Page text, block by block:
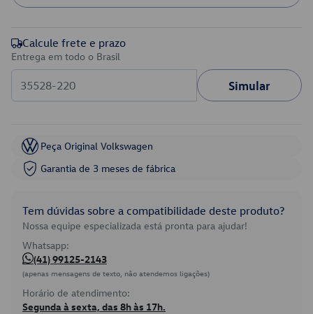
Calcule frete e prazo
Entrega em todo o Brasil
Simular
Peça Original Volkswagen
Garantia de 3 meses de fábrica
Tem dúvidas sobre a compatibilidade deste produto?
Nossa equipe especializada está pronta para ajudar!
Whatsapp:
(41) 99125-2143
(apenas mensagens de texto, não atendemos ligações)
Horário de atendimento:
Segunda à sexta, das 8h às 17h.